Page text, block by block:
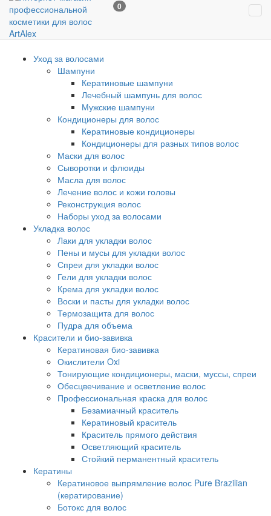
0
Уход за волосами
Шампуни
Кератиновые шампуни
Лечебный шампунь для волос
Мужские шампуни
Кондиционеры для волос
Кератиновые кондиционеры
Кондиционеры для разных типов волос
Маски для волос
Сыворотки и флюиды
Масла для волос
Лечение волос и кожи головы
Реконструкция волос
Наборы уход за волосами
Укладка волос
Лаки для укладки волос
Пены и мусы для укладки волос
Спреи для укладки волос
Гели для укладки волос
Крема для укладки волос
Воски и пасты для укладки волос
Термозащита для волос
Пудра для объема
Красители и био-завивка
Кератиновая био-завивка
Окислители Oxi
Тонирующие кондиционеры, маски, муссы, спреи
Обесцвечивание и осветление волос
Профессиональная краска для волос
Безамиачный краситель
Кератиновый краситель
Краситель прямого действия
Осветляющий краситель
Стойкий перманентный краситель
Кератины
Кератиновое выпрямление волос Pure Brazilian
(кератирование)
Ботокс для волос